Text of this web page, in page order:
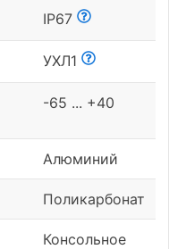
IP67
УХЛ1
-65 ... +40
Алюминий
Поликарбонат
Консольное